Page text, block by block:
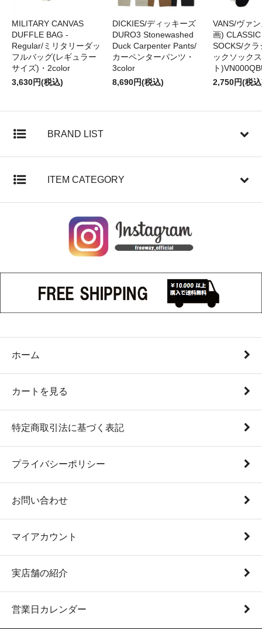
MILITARY CANVAS
DUFFLE BAG -
Regular/ミリタリーダッ
フルバッグ(レギュラー
サイズ)・2color
3,630円(税込)
DICKIES/ディッキーズ
DURO3 Stonewashed
Duck Carpenter Pants/
カーペンターパンツ・
3color
8,690円(税込)
VANS/ヴァ
画)
SOCKS/ク
ックソック
ト
2,750円(税
BRAND LIST
ITEM CATEGORY
ホーム
カートを見る
特定商取引法に基づく表記
プライバシーポリシー
お問い合わせ
マイアカウント
実店舗の紹介
営業日カレンダー